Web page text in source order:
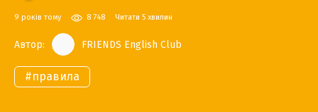
9 років тому 8 748 Читати 5 хвилин
Автор: FRIENDS English Club
#правила